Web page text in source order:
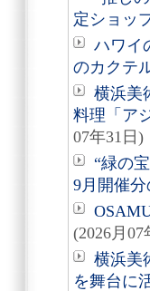
定ショッ
ハワイ
のカクテ
横浜美
料理「ア
07年31日)
“緑の
9月開催
(2026月07
横浜美
を舞台に